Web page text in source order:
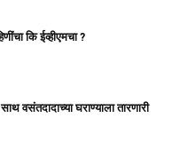
कि ईव्हीएमचा ?
वसंतदादाच्या घराण्याला तारणारी